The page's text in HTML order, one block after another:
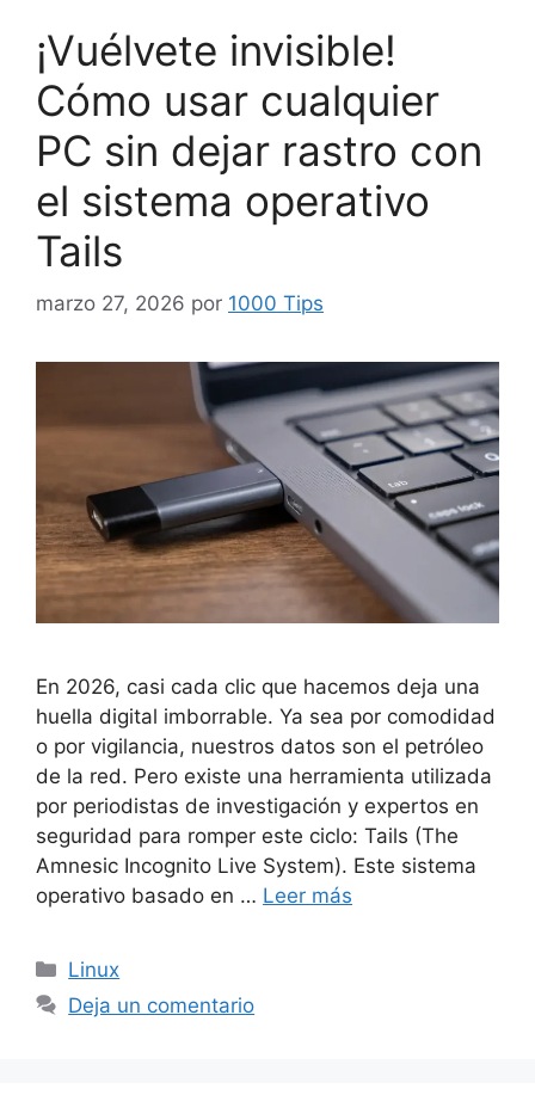
¡Vuélvete invisible!
Cómo usar cualquier
PC sin dejar rastro con
el sistema operativo
Tails
marzo 27, 2026 por 1000 Tips
En 2026, casi cada clic que hacemos deja una
huella digital imborrable. Ya sea por comodidad
o por vigilancia, nuestros datos son el petróleo
de la red. Pero existe una herramienta utilizada
por periodistas de investigación y expertos en
seguridad para romper este ciclo: Tails (The
Amnesic Incognito Live System). Este sistema
operativo basado en … Leer más
Categorías
Linux
Deja un comentario